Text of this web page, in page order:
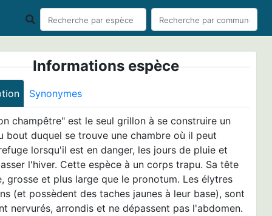
Informations espèce
Synonymes
champêtre" est le seul grillon à se construire un
bout duquel se trouve une chambre où il peut
lorsqu'il est en danger, les jours de pluie et
l'hiver. Cette espèce à un corps trapu. Sa tête
grosse et plus large que le pronotum. Les élytres
(et possèdent des taches jaunes à leur base), sont
nervurés, arrondis et ne dépassent pas l'abdomen.